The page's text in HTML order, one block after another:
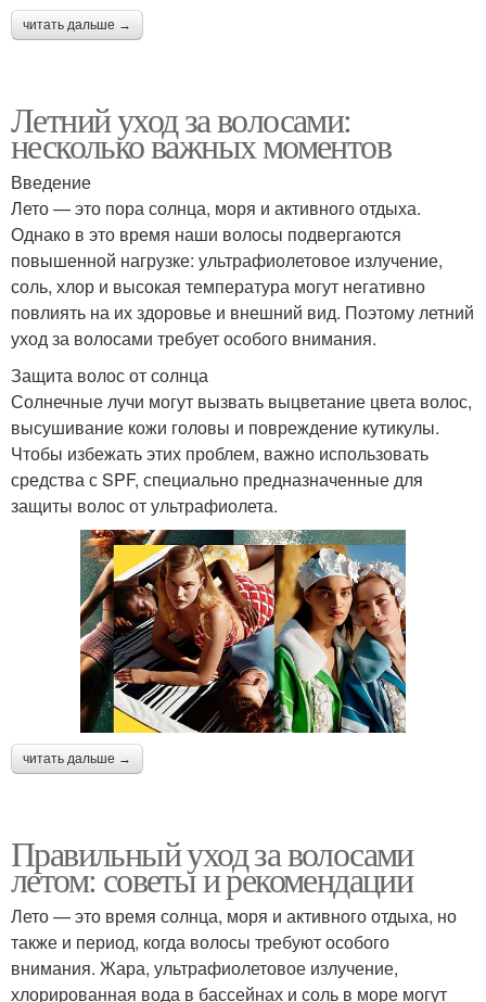
читать дальше →
Летний уход за волосами:
несколько важных моментов
Введение
Лето — это пора солнца, моря и активного отдыха.
Однако в это время наши волосы подвергаются
повышенной нагрузке: ультрафиолетовое излучение,
соль, хлор и высокая температура могут негативно
повлиять на их здоровье и внешний вид. Поэтому летний
уход за волосами требует особого внимания.
Защита волос от солнца
Солнечные лучи могут вызвать выцветание цвета волос,
высушивание кожи головы и повреждение кутикулы.
Чтобы избежать этих проблем, важно использовать
средства с SPF, специально предназначенные для
защиты волос от ультрафиолета.
читать дальше →
Правильный уход за волосами
летом: советы и рекомендации
Лето — это время солнца, моря и активного отдыха, но
также и период, когда волосы требуют особого
внимания. Жара, ультрафиолетовое излучение,
хлорированная вода в бассейнах и соль в море могут